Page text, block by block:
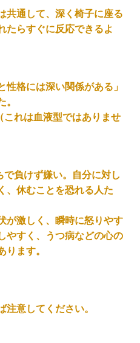
通して、深く椅子に座る
たらすぐに反応できるよ
格には深い関係がある」
。
れは血液型ではありませ
負けず嫌い。自分に対し
、休むことを恐れる人た
激しく、瞬時に怒りやす
やすく、うつ病などの心の
ります。
意してください。